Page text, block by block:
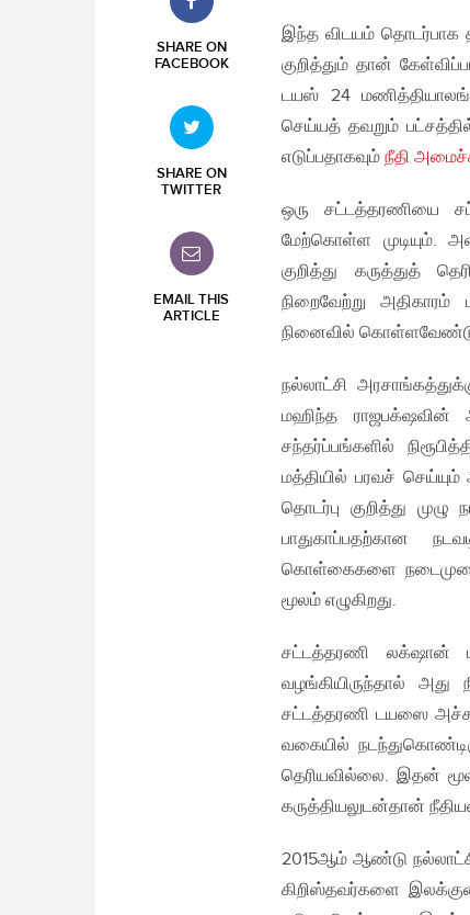
SHARE ON
FACEBOOK
SHARE ON
TWITTER
EMAIL THIS
ARTICLE
இந்த விடயம் தொடர்பாக
குறித்தும் தான்
டயஸ் 24
செய்யத் தவறும்
எடுப்பதாகவும் நீதி
ஒரு சட்டத்தரணியை
மேற்கொள்ள முடியும்.
குறித்து கருத்துத்
நிறைவேற்று
நினைவில்
நல்லாட்சி
மஹிந்த ராஜபக்‌ஷவின்
சந்தர்ப்பங்களில்
மத்தியில் பரவச்
தொடர்பு குறித்து
பாதுகாப்பதற்கான
கொள்கைகளை
மூலம் எழுகிறது.
சட்டத்தரணி லக்‌ஷான்
வழங்கியிருந்தால்
சட்டத்தரணி டயஸை
வகையில்
தெரியவில்லை. இதன்
கருத்தியலுடன்தான்
2015ஆம் ஆண்டு
கிறிஸ்தவர்களை